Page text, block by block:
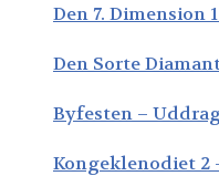
Den 7. Dimension
Den Sorte
Byfesten –
Kongeklenodiet 2